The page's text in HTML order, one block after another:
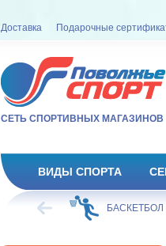
Доставка Подарочные
СЕТЬ СПОРТИВНЫХ МАГАЗИНОВ
ВИДЫ СПОРТА
ФУТБОЛ БАСКЕТБОЛ